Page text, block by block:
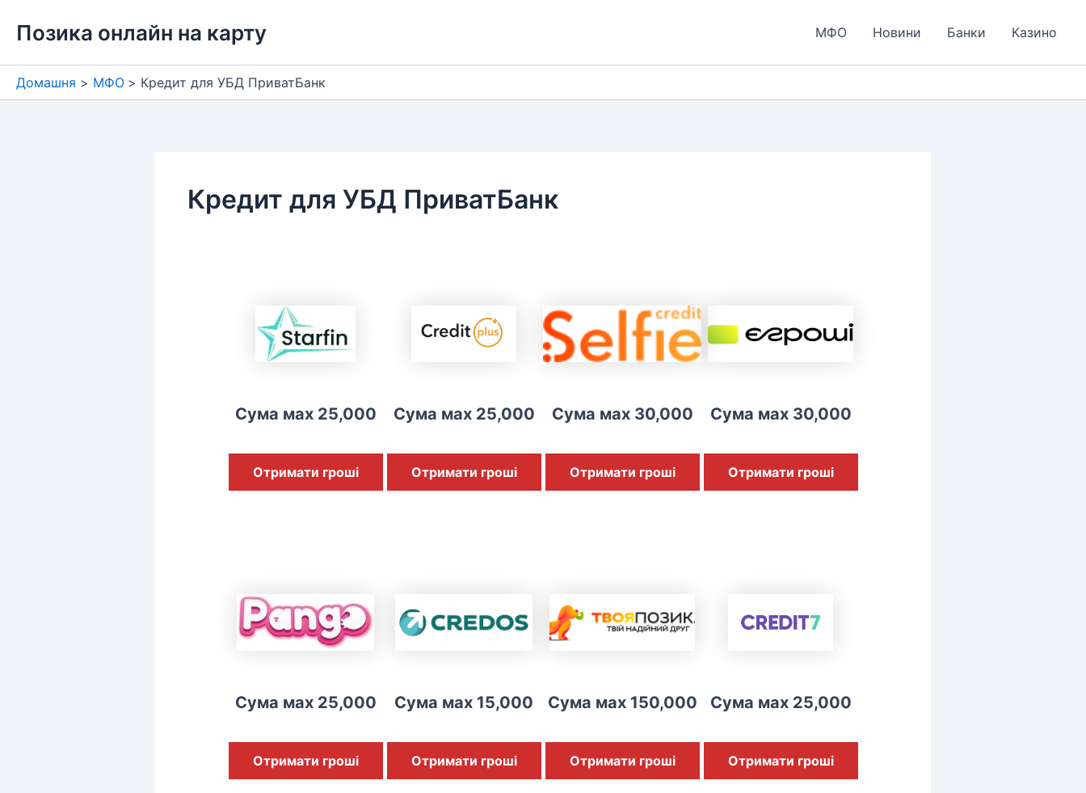
Позика онлайн на карту МФО Новини Банки Казино
Домашня МФО Кредит для УБД ПриватБанк
Кредит для УБД ПриватБанк
Сума мах 25,000
Отримати гроші
Сума мах 25,000
Отримати гроші
Сума мах 30,000
Отримати гроші
Сума мах 30,000
Отримати гроші
Сума мах 25,000
Отримати гроші
Сума мах 15,000
Отримати гроші
Сума мах 150,000
Отримати гроші
Сума мах 25,000
Отримати гроші